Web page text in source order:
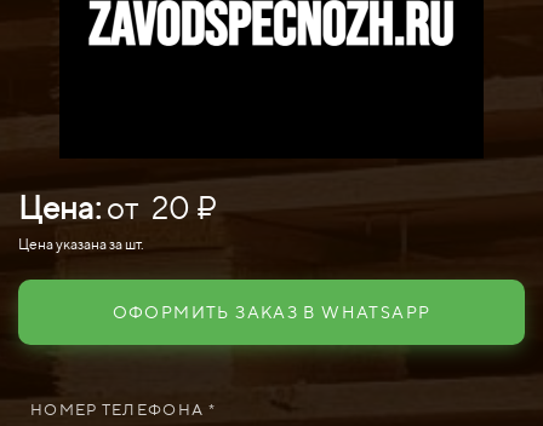
Цена:от 20 ₽
Цена указана за шт.
ОФОРМИТЬ ЗАКАЗ В WHATSAPP
НОМЕР ТЕЛЕФОНА *